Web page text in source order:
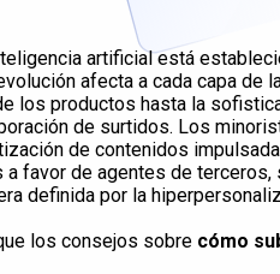
artificial está
afecta a cada capa de
los productos hasta la
de surtidos. Los
de contenidos
favor de agentes de terceros,
definida por la
los consejos sobre cómo